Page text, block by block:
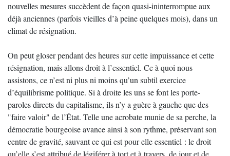
nouvelles mesures succèdent de façon quasi-ininterrompue aux
déjà anciennes (parfois vieilles d’à peine quelques mois), dans un
climat de résignation.
On peut gloser pendant des heures sur cette impuissance et cette
résignation, mais allons droit à l’essentiel. Ce à quoi nous
assistons, ce n’est ni plus ni moins qu’un subtil exercice
d’équilibrisme politique. Si à droite les uns se font les porte-
paroles directs du capitalisme, ils n’y a guère à gauche que des
"faire valoir" de l’État. Telle une acrobate munie de sa perche, la
démocratie bourgeoise avance ainsi à son rythme, préservant son
centre de gravité, sauvant ce qui est pour elle essentiel : le droit
qu’elle s’est attribué de légiférer à tort et à travers, de jour et de